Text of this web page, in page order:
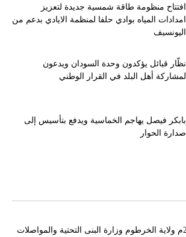
افتتاح منظومة طاقة شمسية جديدة لتعزيز
امدادات المياه بوادي حلفا لمنظمة الايادي بدعم من
اليونسيف
نظّار قبائل يؤكدون وحدة السودان ويدعون
لمشاركة أهل البلد في القرار الوطني
بابكر فيصل يهاجم الخماسية ويدفع بتأسيس إلى
صدارة الحوار
التاريخ 2025/6/25م ولاية الخرطوم وزارة البنى التحتية والمواصلات